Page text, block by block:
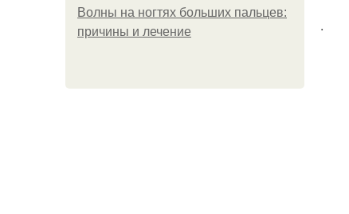
Волны на ногтях больших пальцев:
причины и лечение
.